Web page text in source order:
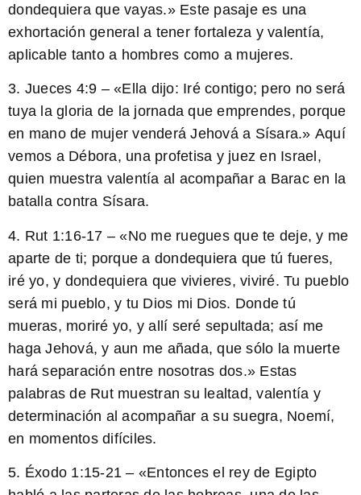
dondequiera que vayas.» Este pasaje es una
exhortación general a tener fortaleza y valentía,
aplicable tanto a hombres como a mujeres.
3. Jueces 4:9 – «Ella dijo: Iré contigo; pero no será
tuya la gloria de la jornada que emprendes, porque
en mano de mujer venderá Jehová a Sísara.» Aquí
vemos a Débora, una profetisa y juez en Israel,
quien muestra valentía al acompañar a Barac en la
batalla contra Sísara.
4. Rut 1:16-17 – «No me ruegues que te deje, y me
aparte de ti; porque a dondequiera que tú fueres,
iré yo, y dondequiera que vivieres, viviré. Tu pueblo
será mi pueblo, y tu Dios mi Dios. Donde tú
mueras, moriré yo, y allí seré sepultada; así me
haga Jehová, y aun me añada, que sólo la muerte
hará separación entre nosotras dos.» Estas
palabras de Rut muestran su lealtad, valentía y
determinación al acompañar a su suegra, Noemí,
en momentos difíciles.
5. Éxodo 1:15-21 – «Entonces el rey de Egipto